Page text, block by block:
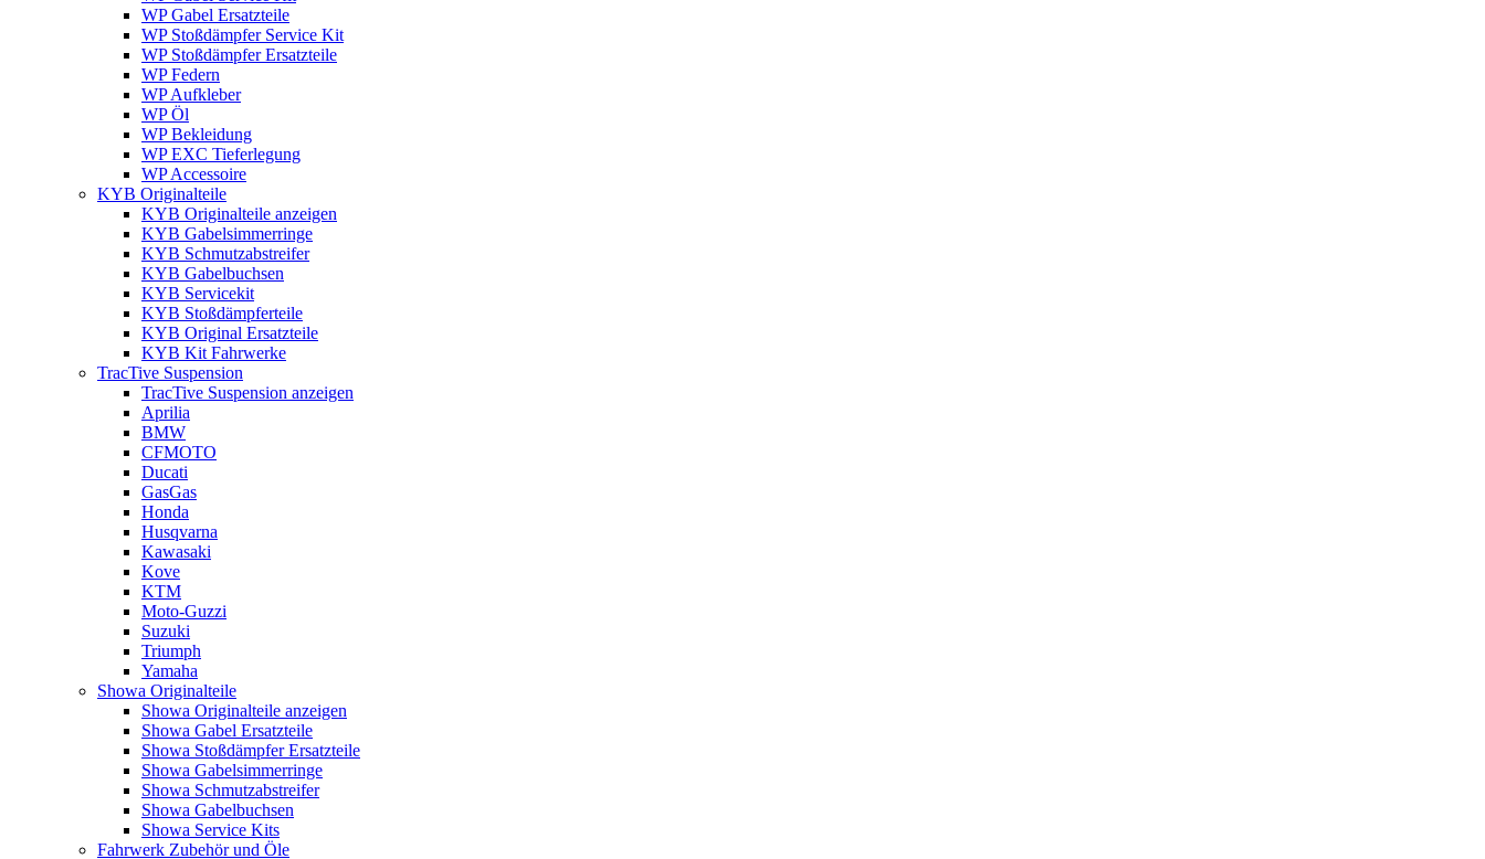
WP Gabel Ersatzteile
WP Stoßdämpfer Service Kit
WP Stoßdämpfer Ersatzteile
WP Federn
WP Aufkleber
WP Öl
WP Bekleidung
WP EXC Tieferlegung
WP Accessoire
KYB Originalteile
KYB Originalteile anzeigen
KYB Gabelsimmerringe
KYB Schmutzabstreifer
KYB Gabelbuchsen
KYB Servicekit
KYB Stoßdämpferteile
KYB Original Ersatzteile
KYB Kit Fahrwerke
TracTive Suspension
TracTive Suspension anzeigen
Aprilia
BMW
CFMOTO
Ducati
GasGas
Honda
Husqvarna
Kawasaki
Kove
KTM
Moto-Guzzi
Suzuki
Triumph
Yamaha
Showa Originalteile
Showa Originalteile anzeigen
Showa Gabel Ersatzteile
Showa Stoßdämpfer Ersatzteile
Showa Gabelsimmerringe
Showa Schmutzabstreifer
Showa Gabelbuchsen
Showa Service Kits
Fahrwerk Zubehör und Öle